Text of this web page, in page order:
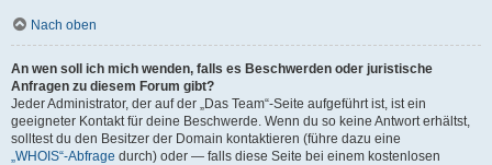
Nach oben
An wen soll ich mich wenden, falls es Beschwerden oder juristische
Anfragen zu diesem Forum gibt?
Jeder Administrator, der auf der „Das Team“-Seite aufgeführt ist, ist ein
geeigneter Kontakt für deine Beschwerde. Wenn du so keine Antwort erhältst,
solltest du den Besitzer der Domain kontaktieren (führe dazu eine
„WHOIS“-Abfrage durch) oder — falls diese Seite bei einem kostenlosen